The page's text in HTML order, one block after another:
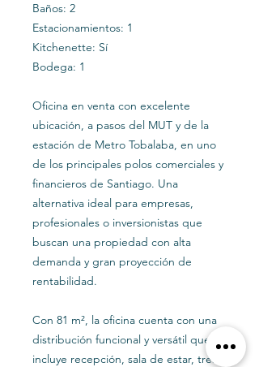
Baños: 2
Estacionamientos: 1
Kitchenette: Sí
Bodega: 1
Oficina en venta con excelente
ubicación, a pasos del MUT y de la
estación de Metro Tobalaba, en uno
de los principales polos comerciales y
financieros de Santiago. Una
alternativa ideal para empresas,
profesionales o inversionistas que
buscan una propiedad con alta
demanda y gran proyección de
rentabilidad.
Con 81 m², la oficina cuenta con una
distribución funcional y versátil que
incluye recepción, sala de estar, tres